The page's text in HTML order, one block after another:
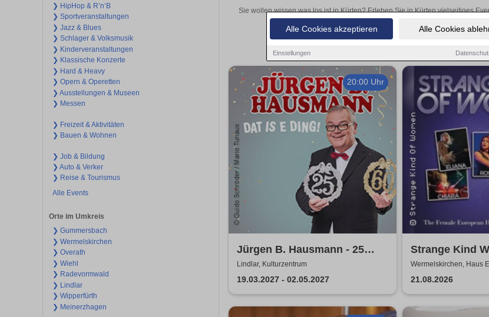
Alle Cookies akzeptieren Alle Cookies
Einstellungen
❯ HipHop & R’n‘B
❯ Sportveranstaltungen
❯ Jazz & Blues
❯ Schlager & Volksmusik
❯ Kinderveranstaltungen
❯ Klassische Konzerte
❯ Hard & Heavy
❯ Opern & Operetten
❯ Ausstellungen & Museen
❯ Messen
❯ Freizeit & Aktivitäten
❯ Bauen & Wohnen
❯ Job & Bildung
❯ Auto & Verker
❯ Reise & Tourismus
Alle Events
Orte im Umkreis
❯ Gummersbach
❯ Wermelskirchen
❯ Overath
❯ Wiehl
❯ Radevormwald
❯ Lindlar
❯ Wipperfürth
❯ Meinerzhagen
Sie wollen wissen was los ist in Kürten? Erleben Sie in Kürten vielseitiges
aufregende Veranstaltungen in Kürten –
20:00 Uhr
Jürgen B. Hausmann - 25
Jahre - Dat is e Ding!
Lindlar, Kulturzentrum
19.03.2027 - 02.05.2027
Strange Kind
Air
Wermelskirchen, Haus
21.08.2026